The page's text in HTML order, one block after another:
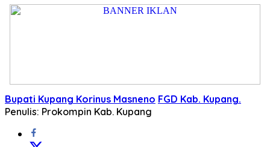
Bupati Kupang Korinus Masneno FGD Kab. Kupang.
Penulis: Prokompin Kab. Kupang